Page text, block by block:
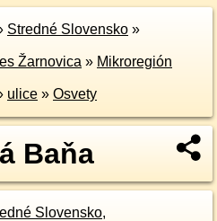
Stredné Slovensko »
Žarnovica » Mikroregión
ulice » Osvety
Baňa
Slovensko,